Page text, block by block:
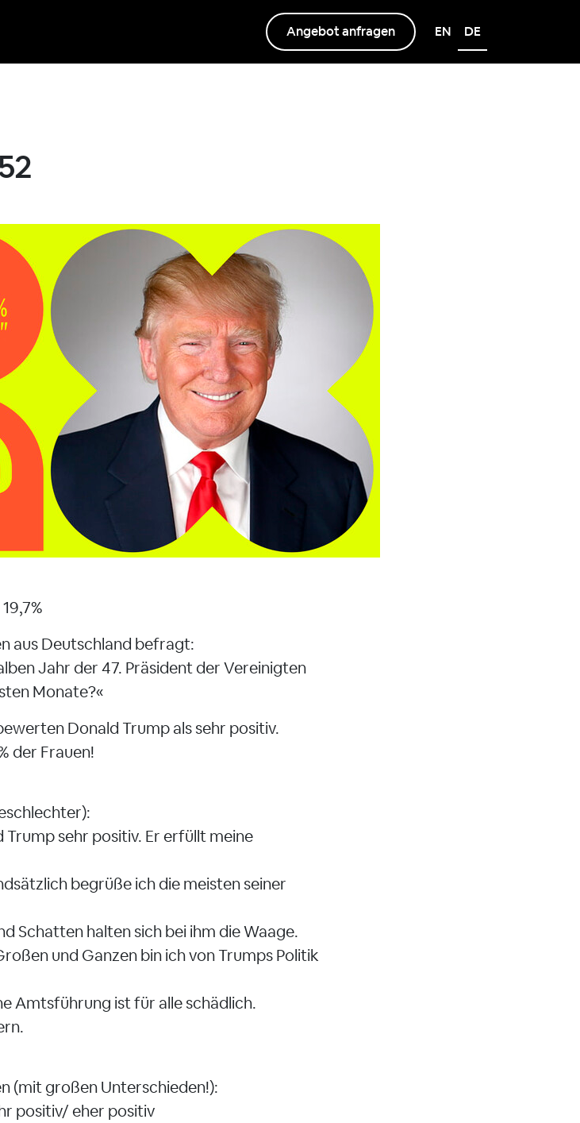
Angebot anfragen EN DE
aus Deutschland befragt:
Jahr der 47. Präsident der Vereinigten
Monate?«
Donald Trump als sehr positiv.
der Frauen!
Trump sehr positiv. Er erfüllt meine
begrüße ich die meisten seiner
Schatten halten sich bei ihm die Waage.
und Ganzen bin ich von Trumps Politik
Amtsführung ist für alle schädlich.
(mit großen Unterschieden!):
positiv/ eher positiv